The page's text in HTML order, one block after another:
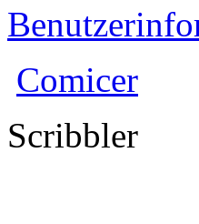
Comicer
Scribbler